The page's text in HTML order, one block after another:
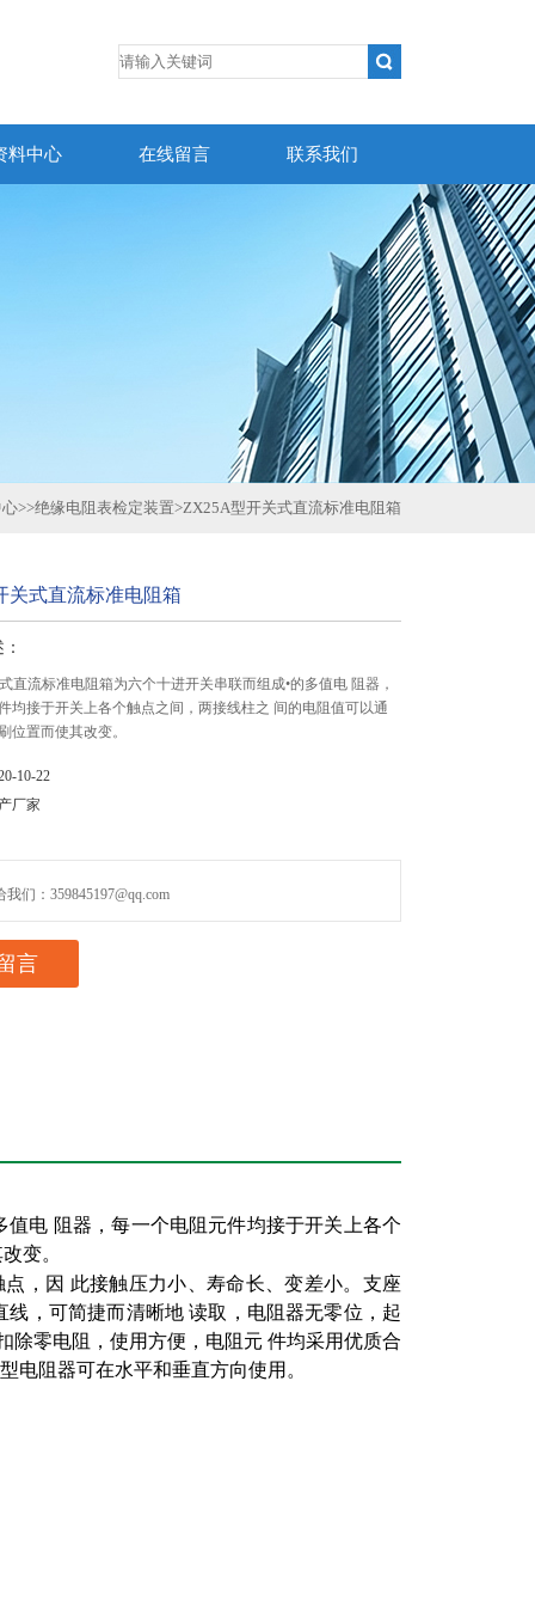
料中心 在线留言 联系我们
>>绝缘电阻表检定装置>ZX25A型开关式直流标准电阻箱
关式直流标准电阻箱
直流标准电阻箱为六个十进开关串联而组成•的多值电 阻器，
均接于开关上各个触点之间，两接线柱之 间的电阻值可以通
位置而使其改变。
10-22
厂家
我们：359845197@qq.com
言
值电 阻器，每一个电阻元件均接于开关上各个
变。
，因 此接触压力小、寿命长、变差小。支座
，可简捷而清晰地 读取，电阻器无零位，起
除零电阻，使用方便，电阻元 件均采用优质合
电阻器可在水平和垂直方向使用。